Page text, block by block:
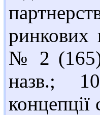
ринкових
№ 2
назв.;